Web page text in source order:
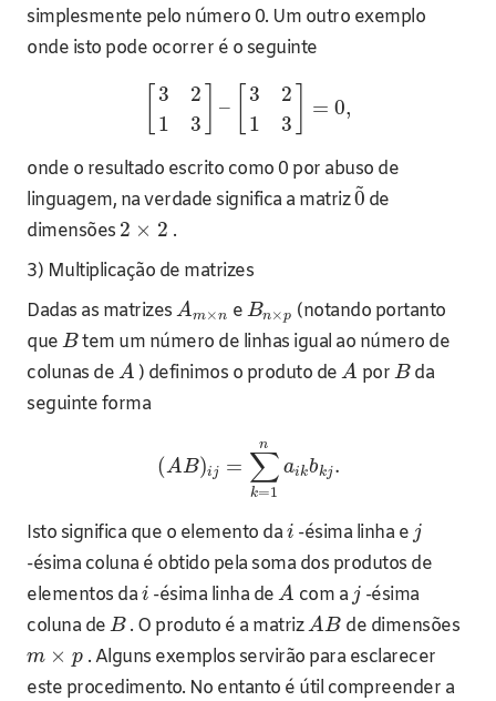
simplesmente pelo número 0. Um outro exemplo
onde isto pode ocorrer é o seguinte
3
1
2
3
–
3
1
2
3
= 0,
onde o resultado escrito como 0 por abuso de
linguagem, na verdade significa a matriz0
~
de
dimensões 2 × 2 .
3) Multiplicação de matrizes
Dadas as matrizes Am×n e Bn×p (notando portanto
que Btem um número de linhas igual ao número de
colunas de A ) definimos o produto deA por Bda
seguinte forma
(AB)ij = ∑
k=1
n
aikbkj .
Isto significa que o elemento dai -ésima linha e j
-ésima coluna é obtido pela soma dos produtos de
elementos dai -ésima linha deA com a j -ésima
coluna de B. O produto é a matrizAB de dimensões
m × p . Alguns exemplos servirão para esclarecer
este procedimento. No entanto é útil compreender a